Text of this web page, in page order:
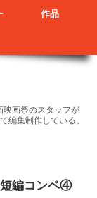
作品
画祭のスタッフが
編集制作している。
短編コンペ④